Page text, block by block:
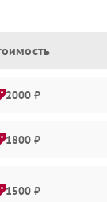
2000 ₽
1800 ₽
1500 ₽